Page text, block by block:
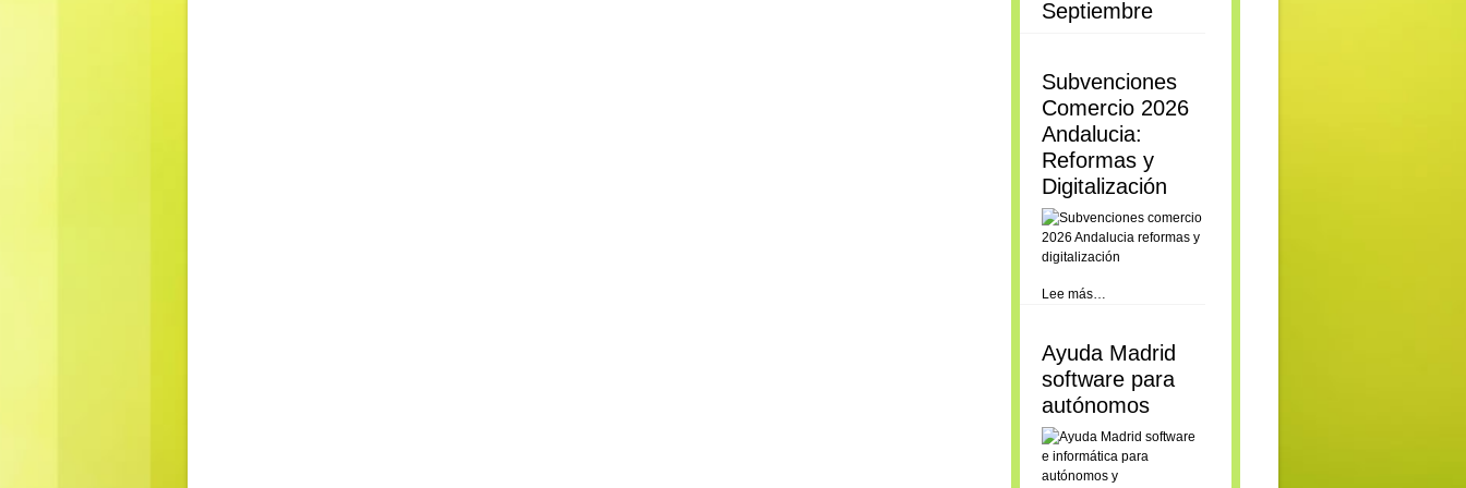
Septiembre
Subvenciones
Comercio 2026
Andalucia:
Reformas y
Digitalización
Lee más…
Ayuda Madrid
software para
autónomos